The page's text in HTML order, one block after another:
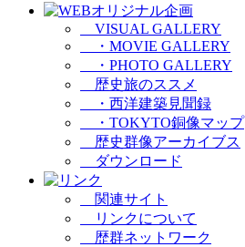
VISUAL GALLERY
・MOVIE GALLERY
・PHOTO GALLERY
歴史旅のススメ
・西洋建築見聞録
・TOKYTO銅像マップ
歴史群像アーカイブス
ダウンロード
関連サイト
リンクについて
歴群ネットワーク